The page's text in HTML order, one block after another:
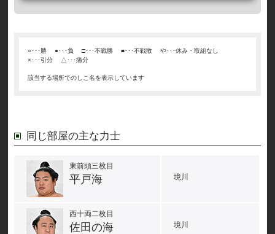
○･･･勝 ●･･･負 □･･･不戦勝 ■･･･不戦敗
や･･･休み・取組なし
×･･･引分
△･･･痛分
該当する場所でのしこ名を表示しています
同じ部屋の主な力士
東前頭三枚目
平戸海 境川
西十両二枚目
佐田の海 境川